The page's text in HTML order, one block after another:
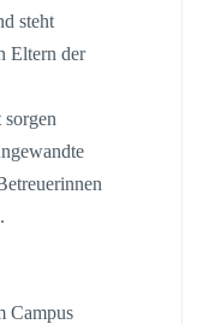
steht
Eltern der
Campus